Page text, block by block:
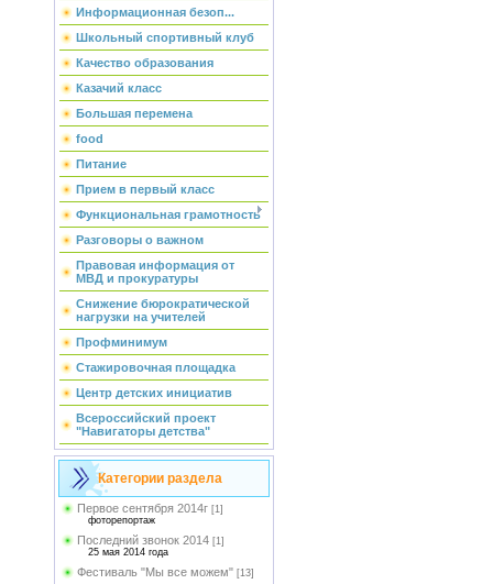
Информационная безоп...
Школьный спортивный клуб
Качество образования
Казачий класс
Большая перемена
food
Питание
Прием в первый класс
Функциональная грамотность
Разговоры о важном
Правовая информация от
МВД и прокуратуры
Снижение бюрократической
нагрузки на учителей
Профминимум
Стажировочная площадка
Центр детских инициатив
Всероссийский проект
"Навигаторы детства"
Категории раздела
Первое сентября 2014г [1]
фоторепортаж
Последний звонок 2014 [1]
25 мая 2014 года
Фестиваль "Мы все можем" [13]